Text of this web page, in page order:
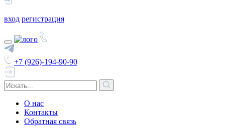
вход регистрация
+7 (926)-194-90-90
О нас
Контакты
Обратная связь